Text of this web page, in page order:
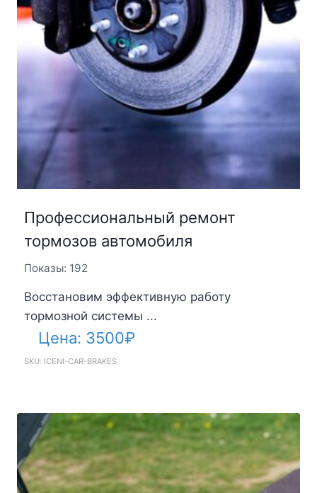
Профессиональный ремонт
тормозов автомобиля
Показы: 192
Восстановим эффективную работу
тормозной системы ...
Цена: 3500₽
SKU: ICENI-CAR-BRAKES